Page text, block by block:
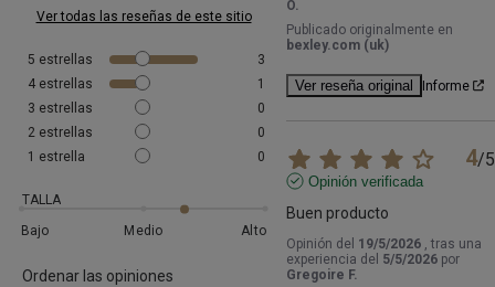
Ver todas las reseñas de este sitio
5 estrellas
3
4 estrellas
1
3 estrellas
0
2 estrellas
0
1 estrella 0
TALLA
Bajo
Medio Alto
Ordenar las opiniones
O.
Publicado originalmente en
bexley.com (uk)
Ver reseña original Informe
4/5
Opinión verificada
Buen producto
Opinión del 19/5/2026 , tras una
experiencia del 5/5/2026 por
Gregoire F.